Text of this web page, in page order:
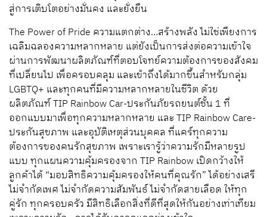
สู่การเติบโตอย่างมั่นคง และยั่งยืน
The Power of Pride ความแตกต่าง…สร้างพลัง ไม่ใช่เพียงการ
เฉลิมฉลองความหลากหลาย แต่ยังเป็นการส่งต่อความเข้าใจ
ผ่านการพัฒนาผลิตภัณฑ์ที่ตอบโจทย์ความต้องการของสังคม
ที่เปลี่ยนไป เพื่อครอบคลุม และเข้าถึงได้มากขึ้นสำหรับกลุ่ม
LGBTQ+ และทุกคนที่มีความหลากหลายในชีวิต ด้วย
ผลิตภัณฑ์ TIP Rainbow Car-ประกันภัยรถยนต์ชั้น 1 ที่
ออกแบบมาเพื่อทุกความหลากหลาย และ TIP Rainbow Care-
ประกันสุขภาพ และอุบัติเหตุส่วนบุคคล ที่แคร์ทุกความ
ต้องการของคนรักสุขภาพ เพราะเรารู้ว่าความรักมีหลายรูป
แบบ ทุกแผนความคุ้มครองจาก TIP Rainbow เปิดกว้างให้
ลูกค้าได้ “มอบสิทธิความคุ้มครองให้คนที่คุณรัก” ได้อย่างเสรี
ไม่จำกัดเพศ ไม่จำกัดความสัมพันธ์ ไม่จำกัดสายเลือด ให้ทุก
คู่รัก ทุกครอบครัว มีสิทธิเลือกสิ่งที่ดีที่สุดให้กันอย่างเท่าเทียม